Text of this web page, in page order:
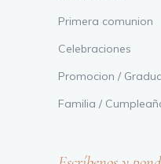
Primera comunion
Celebraciones
Promocion /
Familia /